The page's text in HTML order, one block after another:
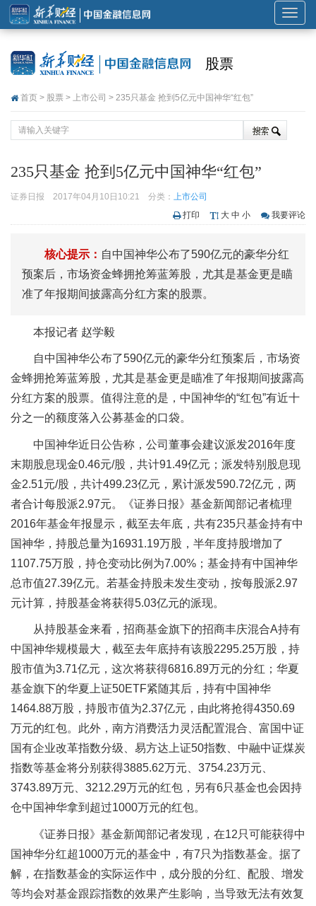
展
开
股票
首页 > 股票 > 上市公司 > 235只基金 抢到5亿元中国神华“红包”
235只基金 抢到5亿元中国神华“红包”
证券日报 2017年04月10日10:21 分类： 上市公司
打印
大 中 小 我要评论
核心提示： 自中国神华公布了590亿元的豪华分红
预案后，市场资金蜂拥抢筹蓝筹股，尤其是基金更是瞄
准了年报期间披露高分红方案的股票。
本报记者 赵学毅
自中国神华公布了590亿元的豪华分红预案后，市场资
金蜂拥抢筹蓝筹股，尤其是基金更是瞄准了年报期间披露高
分红方案的股票。值得注意的是，中国神华的“红包”有近十
分之一的额度落入公募基金的口袋。
中国神华近日公告称，公司董事会建议派发2016年度
末期股息现金0.46元/股，共计91.49亿元；派发特别股息现
金2.51元/股，共计499.23亿元，累计派发590.72亿元，两
者合计每股派2.97元。《证券日报》基金新闻部记者梳理
2016年基金年报显示，截至去年底，共有235只基金持有中
国神华，持股总量为16931.19万股，半年度持股增加了
1107.75万股，持仓变动比例为7.00%；基金持有中国神华
总市值27.39亿元。若基金持股未发生变动，按每股派2.97
元计算，持股基金将获得5.03亿元的派现。
从持股基金来看，招商基金旗下的招商丰庆混合A持有
中国神华规模最大，截至去年底持有该股2295.25万股，持
股市值为3.71亿元，这次将获得6816.89万元的分红；华夏
基金旗下的华夏上证50ETF紧随其后，持有中国神华
1464.88万股，持股市值为2.37亿元，由此将抢得4350.69
万元的红包。此外，南方消费活力灵活配置混合、富国中证
国有企业改革指数分级、易方达上证50指数、中融中证煤炭
指数等基金将分别获得3885.62万元、3754.23万元、
3743.89万元、3212.29万元的红包，另有6只基金也会因持
仓中国神华拿到超过1000万元的红包。
《证券日报》基金新闻部记者发现，在12只可能获得中
国神华分红超1000万元的基金中，有7只为指数基金。据了
解，在指数基金的实际运作中，成分股的分红、配股、增发
等均会对基金跟踪指数的效果产生影响，当导致无法有效复